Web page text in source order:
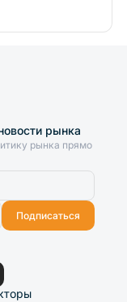
рынка
рынка прямо
Подписаться